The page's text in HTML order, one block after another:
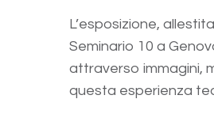
L’esposizione,
Seminario 10 a
attraverso immagini,
questa esperienza